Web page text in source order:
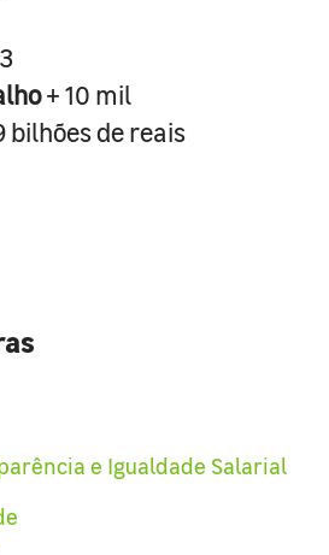
+ 10 mil
bilhões de reais
e Igualdade Salarial